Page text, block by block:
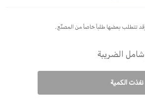
تتطلب بعضها طلباً خاصاً من المصنّع.
الضريبة
نفذت الكمية